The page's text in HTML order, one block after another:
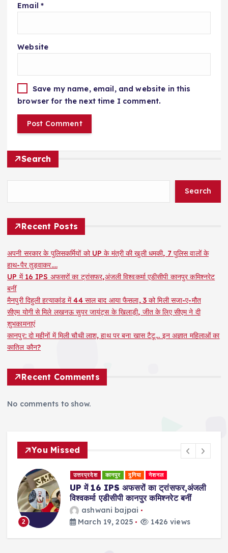
Email *
Website
Save my name, email, and website in this
browser for the next time I comment.
Search
Search
Recent Posts
अपनी सरकार के पुलिसकर्मियों को UP के मंत्री की खुली धमकी, 7 पुलिस वालों के
हाथ-पैर तुड़वाकर….
UP में 16 IPS अफसरों का ट्रांसफर,अंजली विश्वकर्मा एडीसीपी कानपुर कमिश्नरेट
बनीं
मैनपुरी दिहुली हत्याकांड में 44 साल बाद आया फैसला, 3 को मिली सजा-ए-मौत
सीएम योगी से मिले लखनऊ सुपर जायंट्स के खिलाड़ी, जीत के लिए सीएम ने दी
शुभकामनाएं
कानपुर: दो महीनों में मिली चौथी लाश, हाथ पर बना खास टैटू… इन अज्ञात महिलाओं का
कातिल कौन?
Recent Comments
No comments to show.
You Missed
2
उत्तरप्रदेश कानपुर दुनिया नेशनल
UP में 16 IPS अफसरों का ट्रांसफर,अंजली
विश्वकर्मा एडीसीपी कानपुर कमिश्नरेट बनीं
ashwani bajpai
March 19, 2025
1426 views